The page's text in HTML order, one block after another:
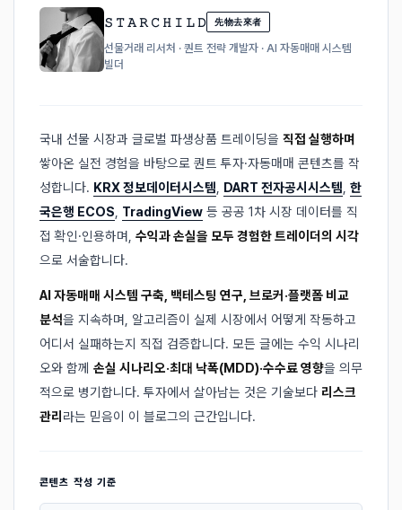
𝚂 𝚃 𝙰 𝚁 𝙲 𝙷 𝙸 𝙻 𝙳 先物去來者
선물거래 리서처 · 퀀트 전략 개발자 · AI 자동매매 시스템
빌더
국내 선물 시장과 글로벌 파생상품 트레이딩을 직접 실행하며
쌓아온 실전 경험을 바탕으로 퀀트 투자·자동매매 콘텐츠를 작
성합니다. KRX 정보데이터시스템, DART 전자공시시스템, 한
국은행 ECOS, TradingView 등 공공 1차 시장 데이터를 직
접 확인·인용하며, 수익과 손실을 모두 경험한 트레이더의 시각
으로 서술합니다.
AI 자동매매 시스템 구축, 백테스팅 연구, 브로커·플랫폼 비교
분석을 지속하며, 알고리즘이 실제 시장에서 어떻게 작동하고
어디서 실패하는지 직접 검증합니다. 모든 글에는 수익 시나리
오와 함께 손실 시나리오·최대 낙폭(MDD)·수수료 영향을 의무
적으로 병기합니다. 투자에서 살아남는 것은 기술보다 리스크
관리 라는 믿음이 이 블로그의 근간입니다.
콘텐츠 작성 기준